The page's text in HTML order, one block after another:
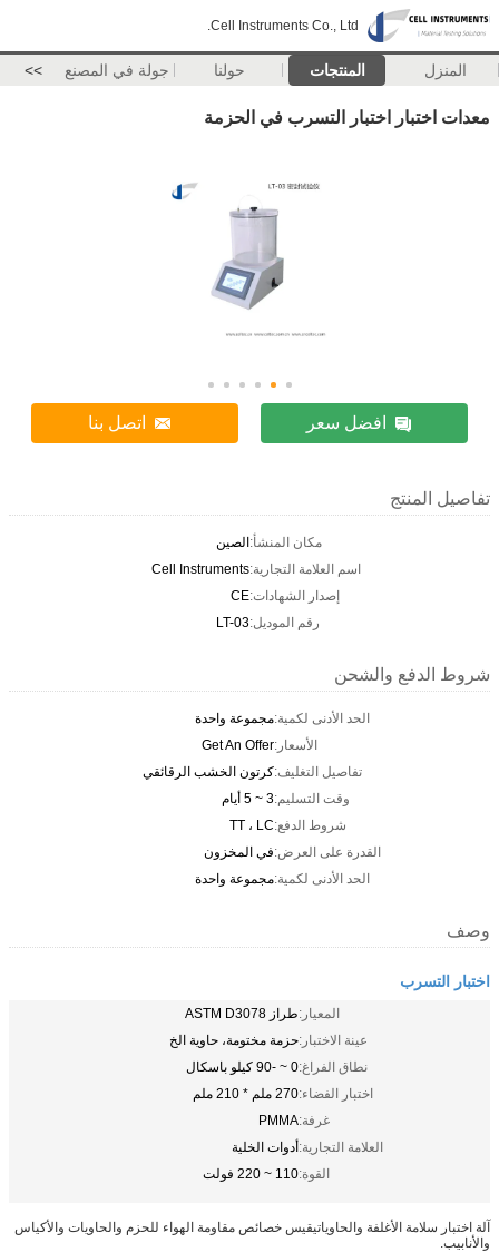
Cell Instruments Co., Ltd.
المنزل المنتجات حولنا جولة في المصنع >>
معدات اختبار اختبار التسرب في الحزمة
افضل سعر اتصل بنا
تفاصيل المنتج
مكان المنشأ:الصين
اسم العلامة التجارية:Cell Instruments
إصدار الشهادات:CE
رقم الموديل:LT-03
شروط الدفع والشحن
الحد الأدنى لكمية:مجموعة واحدة
الأسعار:Get An Offer
تفاصيل التغليف:كرتون الخشب الرقائقي
وقت التسليم:3 ~ 5 أيام
شروط الدفع:TT ، LC
القدرة على العرض:في المخزون
الحد الأدنى لكمية:مجموعة واحدة
وصف
اختبار التسرب
المعيار:طراز ASTM D3078
عينة الاختبار:حزمة مختومة، حاوية الخ
نطاق الفراغ:0 ~ -90 كيلو باسكال
اختبار الفضاء:270 ملم * 210 ملم
غرفة:PMMA
العلامة التجارية:أدوات الخلية
القوة:110 ~ 220 فولت
آلة اختبار سلامة الأغلفة والحاوياتيقيس خصائص مقاومة الهواء للحزم والحاويات والأكياس
والأنابيب.